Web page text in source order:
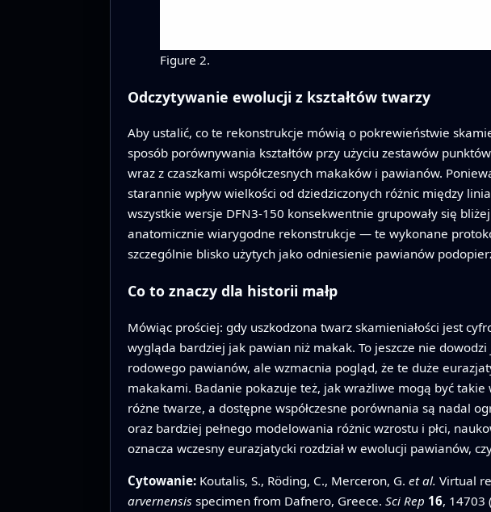
Figure 2.
Odczytywanie ewolucji z kształtów twarzy
Aby ustalić, co te rekonstrukcje mówią o pokrewieństwie
sposób porównywania kształtów przy użyciu zestawów
wraz z czaszkami współczesnych makaków i pawianów.
starannie wpływ wielkości od dziedziczonych różnic między
wszystkie wersje DFN3-150 konsekwentnie grupowały się
anatomicznie wiarygodne rekonstrukcje — te wykonane
szczególnie blisko użytych jako odniesienie pawianów
Co to znaczy dla historii małp
Mówiąc prościej: gdy uszkodzona twarz skamieniałości jest
wygląda bardziej jak pawian niż makak. To jeszcze nie dowodzi
rodowego pawianów, ale wzmacnia pogląd, że te duże
makakami. Badanie pokazuje też, jak wrażliwe mogą być
różne twarze, a dostępne współczesne porównania są nadal
oraz bardziej pełnego modelowania różnic wzrostu i płci,
oznacza wczesny eurazjatycki rozdział w ewolucji pawianów,
Cytowanie: Koutalis, S., Röding, C., Merceron, G. et al. Virtual
arvernensis specimen from Dafnero, Greece. Sci Rep 16, 14703